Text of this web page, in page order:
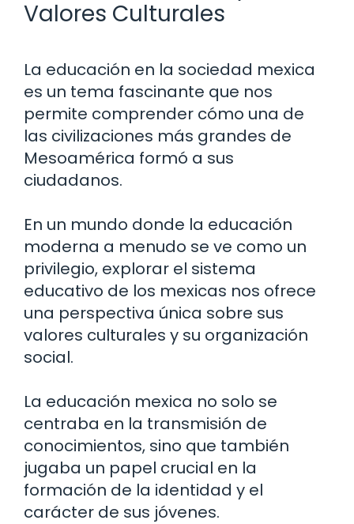
Valores Culturales
La educación en la sociedad mexica
es un tema fascinante que nos
permite comprender cómo una de
las civilizaciones más grandes de
Mesoamérica formó a sus
ciudadanos.
En un mundo donde la educación
moderna a menudo se ve como un
privilegio, explorar el sistema
educativo de los mexicas nos ofrece
una perspectiva única sobre sus
valores culturales y su organización
social.
La educación mexica no solo se
centraba en la transmisión de
conocimientos, sino que también
jugaba un papel crucial en la
formación de la identidad y el
carácter de sus jóvenes.